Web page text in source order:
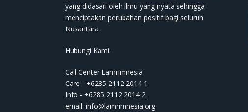
yang didasari oleh ilmu yang nyata sehingga
menciptakan perubahan positif bagi seluruh
Nusantara.
Hubungi Kami:
Call Center Lamrimnesia
Care - +6285 2112 2014 1
Info - +6285 2112 2014 2
email: info@lamrimnesia.org